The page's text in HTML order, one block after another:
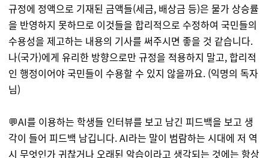
규정에 정액으로 기재된 금액들(세금, 배상금 등)은 물가 상승률
을 반영하지 못하므로 이것들을 합리적으로 수정하여 국민들의
수용성을 제고하는 내용의 기사를 써주시면 좋을 것 같습니다.
나(국가)에게 유리한 방향으로만 규정을 적용하지 말고, 합리적
인 행정이어야 국민들이 수용할 수 있지 않을까요. (익명의 독자
님)
💬AI를 이용하는 학생들 인터뷰를 보고 남긴 피드백을 보고 생
각이 들어 피드백 남깁니다. AI라는 말이 범람하는 시대에 저 역
시 무엇인가 귀찮거나 오래된 악습이라고 생각되는 것에는 항상